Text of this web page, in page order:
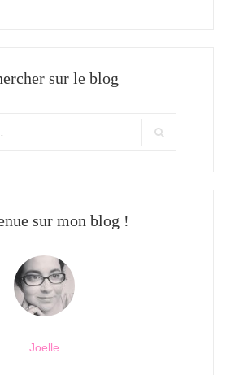
sur le blog
sur mon blog !
Joelle